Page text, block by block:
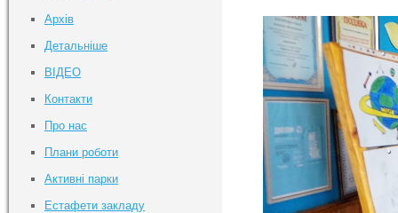
Архів
Детальніше
ВІДЕО
Контакти
Про нас
Плани роботи
Активні парки
Естафети закладу